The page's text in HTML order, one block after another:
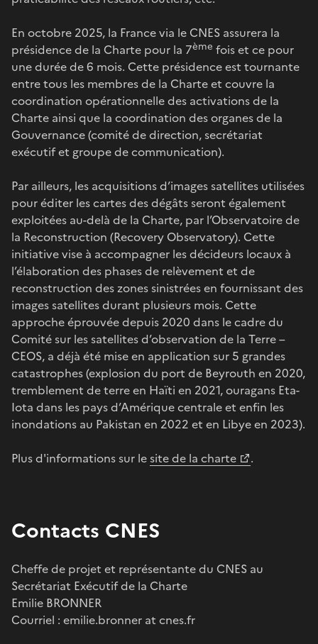
En octobre 2025, la France via le CNES assurera la
présidence de la Charte pour la 7ème fois et ce pour
une durée de 6 mois. Cette présidence est tournante
entre tous les membres de la Charte et couvre la
coordination opérationnelle des activations de la
Charte ainsi que la coordination des organes de la
Gouvernance (comité de direction, secrétariat
exécutif et groupe de communication).
Par ailleurs, les acquisitions d’images satellites utilisées
pour éditer les cartes des dégâts seront également
exploitées au-delà de la Charte, par l’Observatoire de
la Reconstruction (Recovery Observatory). Cette
initiative vise à accompagner les décideurs locaux à
l’élaboration des phases de relèvement et de
reconstruction des zones sinistrées en fournissant des
images satellites durant plusieurs mois. Cette
approche éprouvée depuis 2020 dans le cadre du
Comité sur les satellites d’observation de la Terre –
CEOS, a déjà été mise en application sur 5 grandes
catastrophes (explosion du port de Beyrouth en 2020,
tremblement de terre en Haïti en 2021, ouragans Eta-
Iota dans les pays d’Amérique centrale et enfin les
inondations au Pakistan en 2022 et en Libye en 2023).
Plus d'informations sur lesite de la charte .
Contacts CNES
Cheffe de projet et représentante du CNES au
Secrétariat Exécutif de la Charte
Emilie BRONNER
Courriel : emilie.bronner at cnes.fr